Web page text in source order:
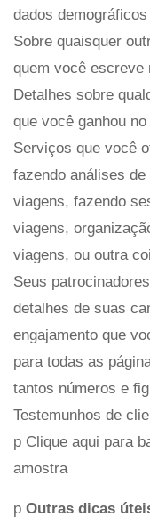
dados
Sobre quaisquer
quem você escreve
Detalhes sobre
que você ganhou
Serviços que você
fazendo análises
viagens, fazendo
viagens,
viagens, ou outra
Seus
detalhes de suas
engajamento que
para todas as
tantos números e
Testemunhos de
p Clique aqui para
amostra
p Outras dicas